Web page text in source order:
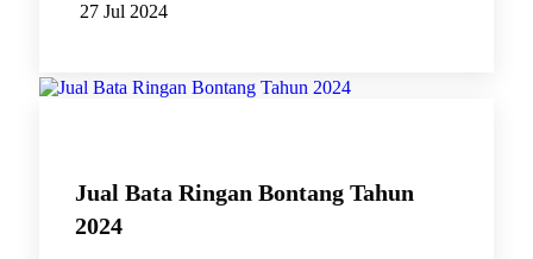
27 Jul 2024
Jual Bata Ringan Bontang Tahun
2024